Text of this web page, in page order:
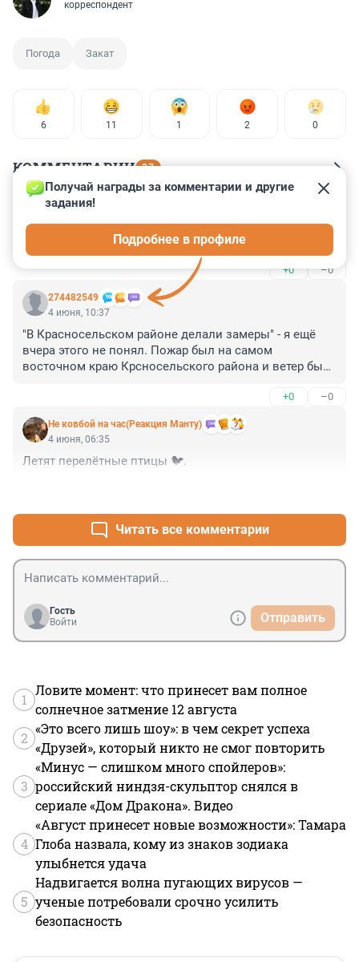
корреспондент
Погода Закат
6 11 1 2 0
КОММЕНТАРИИ 37
Гость
Фото очень слабенькие
+0 –0
274482549
Получай награды за комментарии и другие
задания!
Подробнее в профиле
4 июня, 10:37
"В Красносельском районе делали замеры" - я ещё
вчера этого не понял. Пожар был на самом
восточном краю Крсносельского района и ветер был
Красносельского р-на. Какой смысл был измерять
там, где ничего и нет?
Кстати, дым полностью закончился уже около 12-ти,
так что всё что было после 13-14 часов не измеряло
проблему вовсе.
+0 –0
Не ковбой на час(Реакция Манту)
4 июня, 06:35
Летят перелётные птицы 🐦.
Читать все комментарии
Гость
Войти
Отправить
1
Ловите момент: что принесет вам полное
солнечное затмение 12 августа
2
«Это всего лишь шоу»: в чем секрет успеха
«Друзей», который никто не смог повторить
3
«Минус — слишком много спойлеров»:
российский ниндзя-скульптор снялся в
сериале «Дом Дракона». Видео
4
«Август принесет новые возможности»: Тамара
Глоба назвала, кому из знаков зодиака
улыбнется удача
5
Надвигается волна пугающих вирусов —
ученые потребовали срочно усилить
безопасность